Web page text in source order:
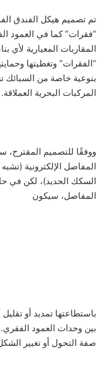
تم تصميم هيكل الفندق
“فقرات” كما في العمود
المقاربات المعيارية لأي
“الفقرات” وتغطيتها
بنوعية خاصة من السبائك
المركبات البحرية العملاقة.
ووفقًا للتصميم المقترح،
المفاصل الإلكترونية
السكك الحديد)، لكن في
المفاصل، سيكون
باستطاعتها تمديد أو
بين وحدات العمود
صفة التحول أو تغيير